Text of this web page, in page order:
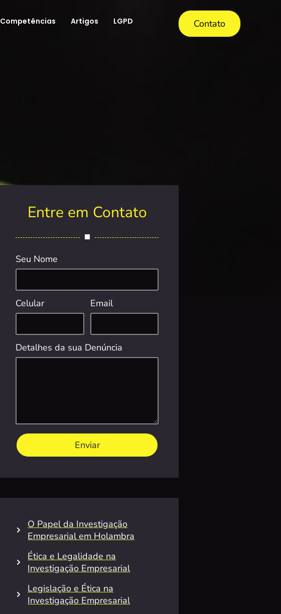
Competências Artigos LGPD Contato
Entre em Contato
Seu Nome
Celular Email
Detalhes da sua Denúncia
Enviar
O Papel da Investigação
Empresarial em Holambra
Ética e Legalidade na
Investigação Empresarial
Legislação e Ética na
Investigação Empresarial